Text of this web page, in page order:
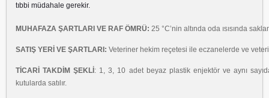
tıbbi müdahale gerekir.
MUHAFAZA ŞARTLARI VE RAF ÖMRÜ: 25 °C’nin altında oda ısısında
SATIŞ YERİ VE ŞARTLARI: Veteriner hekim reçetesi ile eczanelerde ve
TİCARİ TAKDİM ŞEKLİ: 1, 3, 10 adet beyaz plastik enjektör ve aynı
kutularda satılır.